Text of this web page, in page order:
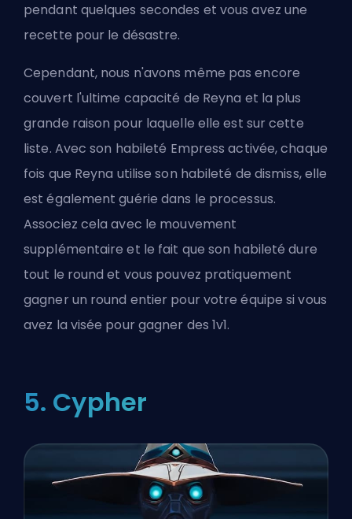
pendant quelques secondes et vous avez une
recette pour le désastre.
Cependant, nous n'avons même pas encore
couvert l'ultime capacité de Reyna et la plus
grande raison pour laquelle elle est sur cette
liste. Avec son habileté Empress activée, chaque
fois que Reyna utilise son habileté de dismiss, elle
est également guérie dans le processus.
Associez cela avec le mouvement
supplémentaire et le fait que son habileté dure
tout le round et vous pouvez pratiquement
gagner un round entier pour votre équipe si vous
avez la visée pour gagner des 1v1.
5. Cypher